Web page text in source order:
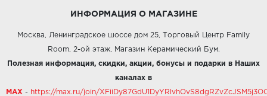
ИНФОРМАЦИЯ О МАГАЗИНЕ
Москва, Ленинградское шоссе дом 25, Торговый Центр Family
Room, 2-ой этаж, Магазин Керамический Бум.
Полезная информация, скидки, акции, бонусы и подарки в Наших
каналах в
MAX - https://max.ru/join/